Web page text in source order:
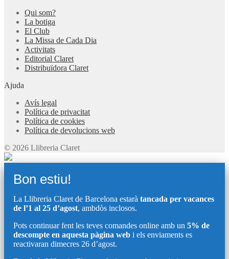
Qui som?
La botiga
El Club
La Missa de Cada Dia
Activitats
Editorial Claret
Distribuïdora Claret
Ajuda
Avís legal
Política de privacitat
Política de cookies
Política de devolucions web
© 2026 Llibreria Claret
Bon estiu!
La Llibreria Claret de Barcelona estarà tancada per vacances
de l’1 al 25 d’agost, ambdòs inclosos.
Pots continuar fent les teves comandes online amb un 5% de
descompte en aquesta pàgina web i els enviaments es
reactivaran dimecres 26 d’agost.